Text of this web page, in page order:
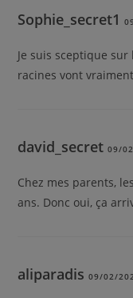
Sophie_secret1
Je suis sceptique sur
racines vont
david_secret09/
Chez mes parents,
ans. Donc oui, ça
aliparadis09/02/